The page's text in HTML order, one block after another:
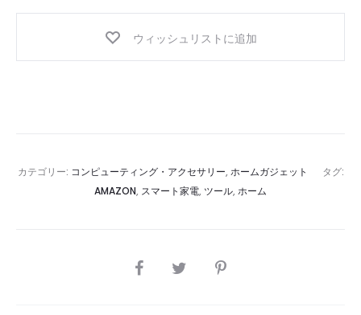
ウィッシュリストに追加
カテゴリー: コンピューティング・アクセサリー, ホームガジェット
タグ:
AMAZON, スマート家電, ツール, ホーム
SHARE